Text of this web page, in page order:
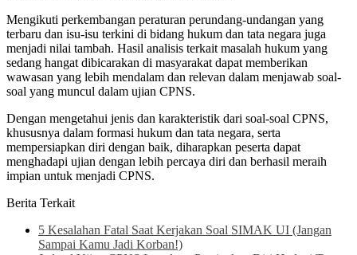
Mengikuti perkembangan peraturan perundang-undangan yang
terbaru dan isu-isu terkini di bidang hukum dan tata negara juga
menjadi nilai tambah. Hasil analisis terkait masalah hukum yang
sedang hangat dibicarakan di masyarakat dapat memberikan
wawasan yang lebih mendalam dan relevan dalam menjawab soal-
soal yang muncul dalam ujian CPNS.
Dengan mengetahui jenis dan karakteristik dari soal-soal CPNS,
khususnya dalam formasi hukum dan tata negara, serta
mempersiapkan diri dengan baik, diharapkan peserta dapat
menghadapi ujian dengan lebih percaya diri dan berhasil meraih
impian untuk menjadi CPNS.
Berita Terkait
5 Kesalahan Fatal Saat Kerjakan Soal SIMAK UI (Jangan
Sampai Kamu Jadi Korban!)